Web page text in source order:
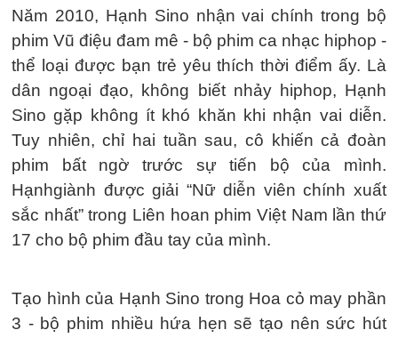
Năm 2010, Hạnh Sino nhận vai chính trong bộ
phim Vũ điệu đam mê - bộ phim ca nhạc hiphop -
thể loại được bạn trẻ yêu thích thời điểm ấy. Là
dân ngoại đạo, không biết nhảy hiphop, Hạnh
Sino gặp không ít khó khăn khi nhận vai diễn.
Tuy nhiên, chỉ hai tuần sau, cô khiến cả đoàn
phim bất ngờ trước sự tiến bộ của mình.
Hạnhgiành được giải “Nữ diễn viên chính xuất
sắc nhất” trong Liên hoan phim Việt Nam lần thứ
17 cho bộ phim đầu tay của mình.
Tạo hình của Hạnh Sino trong Hoa cỏ may phần
3 - bộ phim nhiều hứa hẹn sẽ tạo nên sức hút